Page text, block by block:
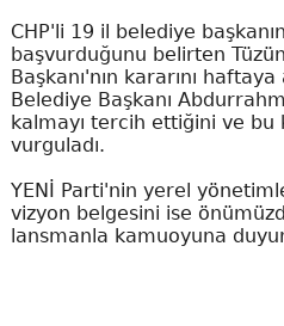
CHP'li 19 il belediye
başvurduğunu belirten
Başkanı'nın kararını
Belediye Başkanı
kalmayı tercih ettiğini ve bu
vurguladı.
YENİ Parti'nin yerel
vizyon belgesini ise
lansmanla kamuoyuna